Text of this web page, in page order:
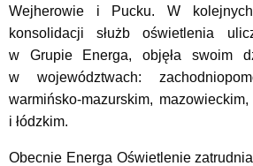
Wejherowie i Pucku. W
konsolidacji służb oświetlenia
w Grupie Energa, objęła swoim
w województwach:
warmińsko-mazurskim,
i łódzkim.
Obecnie Energa Oświetlenie